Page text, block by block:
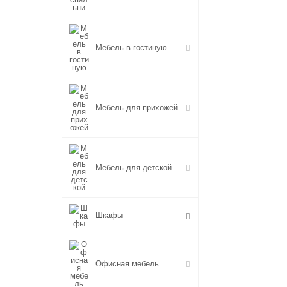
Мебель в гостиную
Мебель для прихожей
Мебель для детской
Шкафы
Офисная мебель